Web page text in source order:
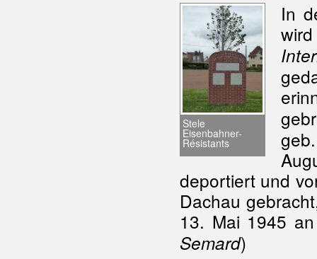
Stele
Eisenbahner-
Résistants
In
deportiert und
Dachau
13. Mai 1945
Semard)